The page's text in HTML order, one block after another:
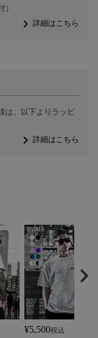
）
navigate_next詳細はこちら
は、以下よりラッピ
navigate_next詳細はこちら
¥5,500税込